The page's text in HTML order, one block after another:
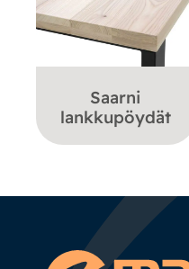
Saarni
lankkupöydät